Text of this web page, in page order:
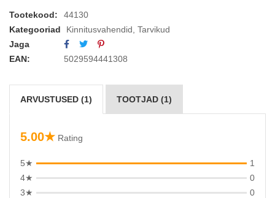
Tootekood:
44130
Kategooriad
Kinnitusvahendid Tarvikud
Jaga
EAN:
5029594441308
ARVUSTUSED (1) TOOTJAD (1)
5.00★ Rating
5★
1
4★
0
3★
0